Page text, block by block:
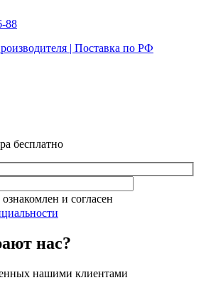
88
| Поставка по РФ
бесплатно
и согласен
нас?
нашими клиентами